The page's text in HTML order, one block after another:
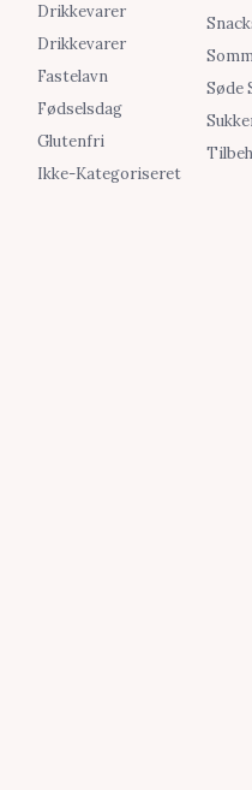
Drikkevarer
Drikkevarer
Fastelavn
Fødselsdag
Glutenfri
Ikke-Kategoriseret
Søde